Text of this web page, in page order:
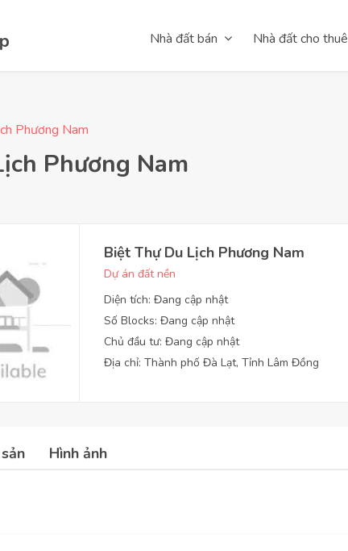
Nhà đất bán Nhà đất cho thuê
Phương Nam
Phương Nam
Biệt Thự Du Lịch Phương Nam
Dự án đất nền
Diện tích: Đang cập nhật
Số Blocks: Đang cập nhật
Chủ đầu tư: Đang cập nhật
Địa chỉ: Thành phố Đà Lạt, Tỉnh Lâm Đồng
Hình ảnh